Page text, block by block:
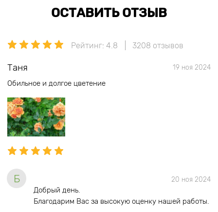
ОСТАВИТЬ ОТЗЫВ
Рейтинг: 4.8 3208 отзывов
Таня 19 ноя 2024
Обильное и долгое цветение
Б 20 ноя 2024
Добрый день.
Благодарим Вас за высокую оценку нашей работы.